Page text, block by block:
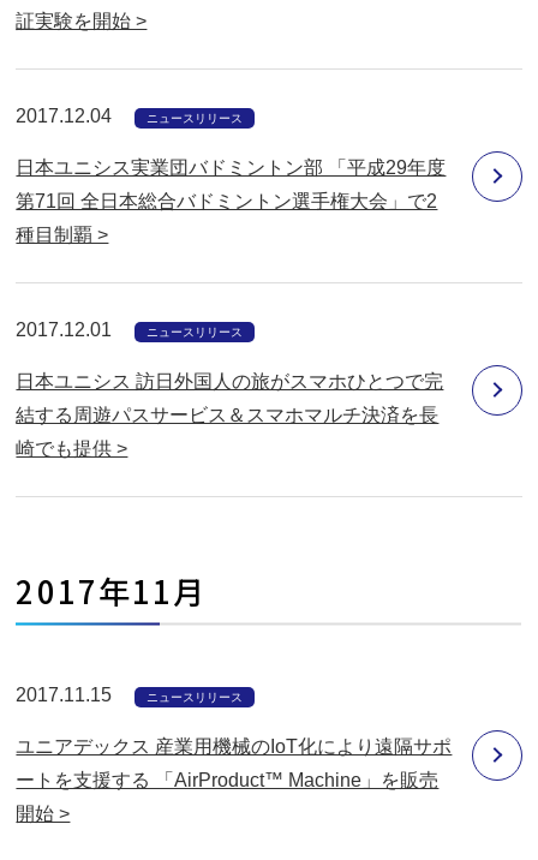
証実験を開始 >
2017.12.04 ニュースリリース
日本ユニシス実業団バドミントン部 「平成29年度
第71回 全日本総合バドミントン選手権大会」で2
種目制覇 >
2017.12.01 ニュースリリース
日本ユニシス 訪日外国人の旅がスマホひとつで完
結する周遊パスサービス＆スマホマルチ決済を長
崎でも提供 >
2017年11月
2017.11.15 ニュースリリース
ユニアデックス 産業用機械のIoT化により遠隔サポ
ートを支援する 「AirProduct™ Machine」を販売
開始 >